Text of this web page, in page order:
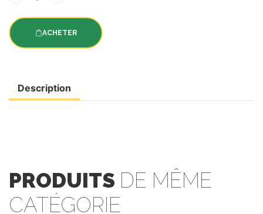
ACHETER
Description
PRODUITS DE MÊME
CATÉGORIE